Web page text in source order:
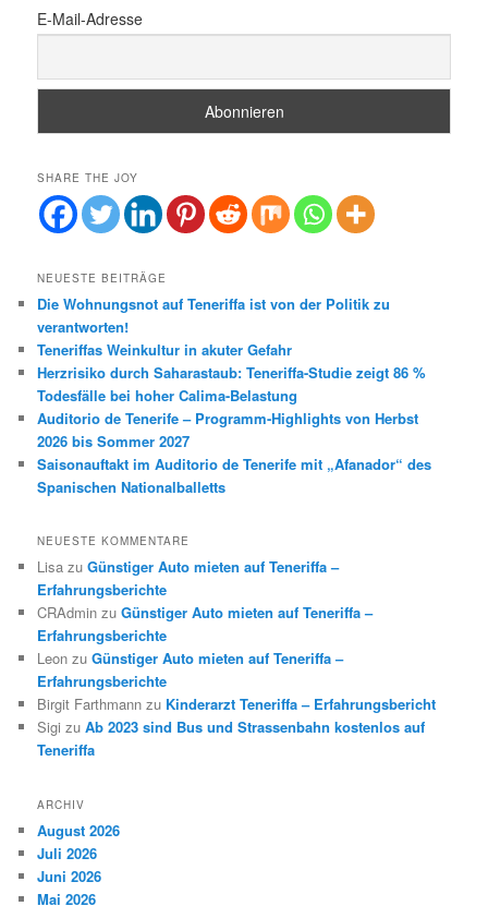
E-Mail-Adresse
SHARE THE JOY
NEUESTE BEITRÄGE
Die Wohnungsnot auf Teneriffa ist von der Politik zu
verantworten!
Teneriffas Weinkultur in akuter Gefahr
Herzrisiko durch Saharastaub: Teneriffa-Studie zeigt 86 %
Todesfälle bei hoher Calima-Belastung
Auditorio de Tenerife – Programm-Highlights von Herbst
2026 bis Sommer 2027
Saisonauftakt im Auditorio de Tenerife mit „Afanador“ des
Spanischen Nationalballetts
NEUESTE KOMMENTARE
Lisa zuGünstiger Auto mieten auf Teneriffa –
Erfahrungsberichte
CRAdmin zuGünstiger Auto mieten auf Teneriffa –
Erfahrungsberichte
Leon zuGünstiger Auto mieten auf Teneriffa –
Erfahrungsberichte
Birgit Farthmann zu Kinderarzt Teneriffa – Erfahrungsbericht
Sigi zuAb 2023 sind Bus und Strassenbahn kostenlos auf
Teneriffa
ARCHIV
August 2026
Juli 2026
Juni 2026
Mai 2026